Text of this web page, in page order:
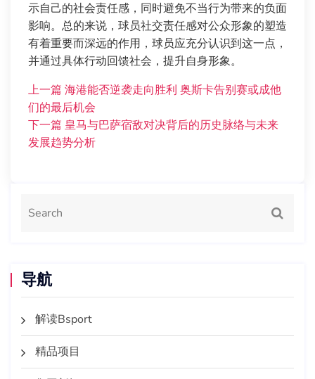
示自己的社会责任感，同时避免不当行为带来的负面
影响。总的来说，球员社交责任感对公众形象的塑造
有着重要而深远的作用，球员应充分认识到这一点，
并通过具体行动回馈社会，提升自身形象。
上一篇 海港能否逆袭走向胜利 奥斯卡告别赛或成他
们的最后机会
下一篇 皇马与巴萨宿敌对决背后的历史脉络与未来
发展趋势分析
导航
解读Bsport
精品项目